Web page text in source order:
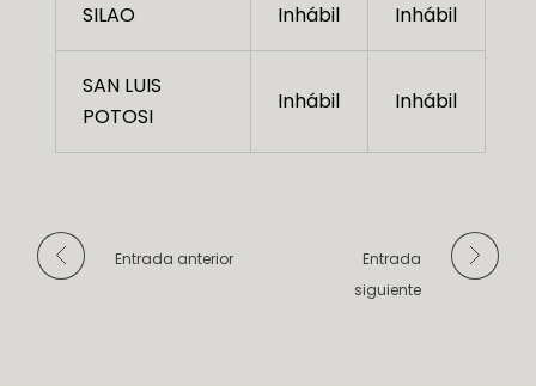
SILAO Inhábil Inhábil
SAN LUIS
POTOSI
Inhábil Inhábil
Entrada anterior
Entrada
siguiente